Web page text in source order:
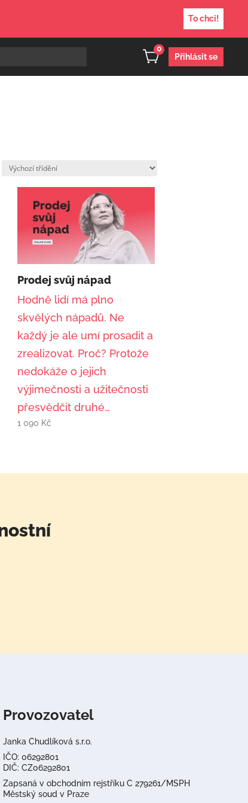
To chci!
0
Přihlásit se
Prodej svůj nápad
Hodně lidí má plno
skvělých nápadů. Ne
každý je ale umí prosadit a
zrealizovat. Proč? Protože
nedokáže o jejich
výjimečnosti a užitečnosti
přesvědčit druhé…
1 090 Kč
Provozovatel
Janka Chudlíková s.r.o.
IČO: 06292801
DIČ: CZ06292801
Zapsaná v obchodním rejstříku C 279261/MSPH
Městský soud v Praze